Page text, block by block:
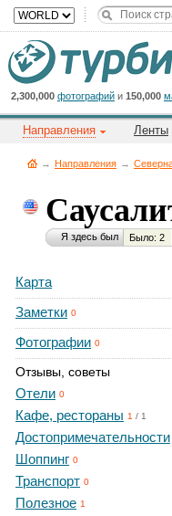
2,300,000 фотографий и 150,000
Направления Ленты
→ Направления →
Я здесь был Было: 2
Карта
Заметки 0
Фотографии 0
Отзывы, советы
Отели 0
Кафе, рестораны 1 / 1
Достопримечательности
Шоппинг 0
Транспорт 0
Полезное 1
Cейчас
на
сайте:
Title
Button